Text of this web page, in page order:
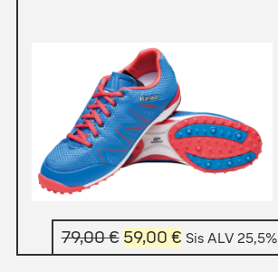
79,00€ Alkuperäinen
hinta
59,00 €Nykyinen
hinta
Sis ALV 25,5%